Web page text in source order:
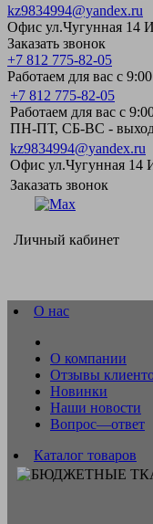
kz9834994@yandex.ru
Офис ул.Чугунная 14 И
Заказать звонок
+7 812 775-82-05
Работаем для вас с
+7 812 775-82-05
Работаем для вас с
ПН-ПТ, СБ-ВС -
kz9834994@yandex.ru
Офис ул.Чугунная 14
Заказать звонок
Личный кабинет
О нас
О компании
Отзывы
Новинки
Наши новости
Вопрос—ответ
Каталог товаров